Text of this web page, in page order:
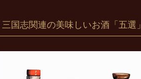
三国志関連の美味しいお酒「五選」